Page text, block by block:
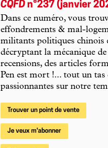
CQFD n°237 (janvier
Dans ce numéro, vous
effondrements & mal-
militants politiques chinois
décryptant la mécanique
recensions, des articles
Pen est mort !... tout un tas
passionnantes sur notre
Trouver un point de vente
Je veux m'abonner